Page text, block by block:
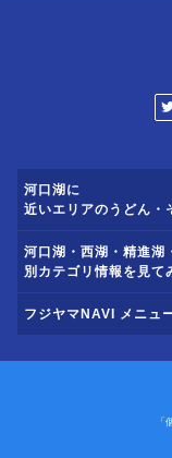
河口湖に
近いエリアのうどん・
河口湖・西湖・精進湖
別カテゴリ情報を見て
フジヤマNAVI メニュ
「